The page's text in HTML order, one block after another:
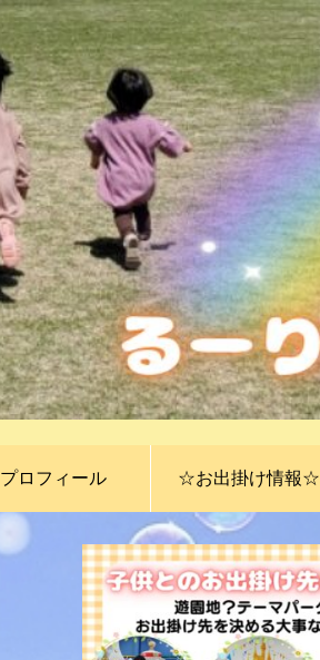
プロフィール ☆お出掛け情報☆